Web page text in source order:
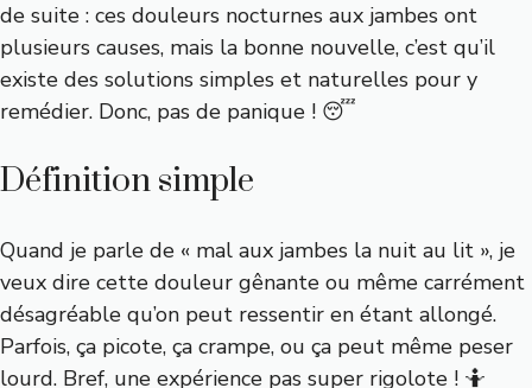
de suite : ces douleurs nocturnes aux jambes ont
plusieurs causes, mais la bonne nouvelle, c’est qu’il
existe des solutions simples et naturelles pour y
remédier. Donc, pas de panique ! 😴
Définition simple
Quand je parle de « mal aux jambes la nuit au lit », je
veux dire cette douleur gênante ou même carrément
désagréable qu’on peut ressentir en étant allongé.
Parfois, ça picote, ça crampe, ou ça peut même peser
lourd. Bref, une expérience pas super rigolote ! 🤷